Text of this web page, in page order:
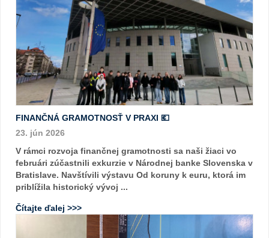
FINANČNÁ GRAMOTNOSŤ V PRAXI 💶
23. jún 2026
V rámci rozvoja finančnej gramotnosti sa naši žiaci vo
februári zúčastnili exkurzie v Národnej banke Slovenska v
Bratislave. Navštívili výstavu Od koruny k euru, ktorá im
priblížila historický vývoj ...
Čítajte ďalej >>>